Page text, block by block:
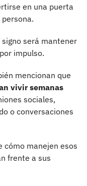
en una puerta
será mantener
impulso.
mencionan que
vivir semanas
sociales,
o conversaciones
cómo manejen esos
frente a sus